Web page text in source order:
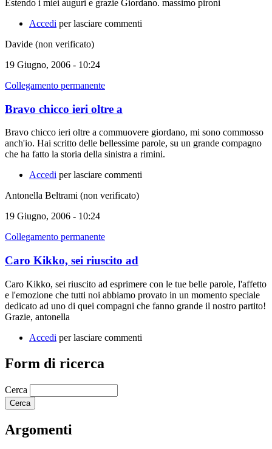
Estendo i miei auguri e grazie Giordano. massimo pironi
Accedi per lasciare commenti
Davide (non verificato)
19 Giugno, 2006 - 10:24
Collegamento permanente
Bravo chicco ieri oltre a
Bravo chicco ieri oltre a commuovere giordano, mi sono commosso
anch'io. Hai scritto delle bellessime parole, su un grande compagno
che ha fatto la storia della sinistra a rimini.
Accedi per lasciare commenti
Antonella Beltrami (non verificato)
19 Giugno, 2006 - 10:24
Collegamento permanente
Caro Kikko, sei riuscito ad
Caro Kikko, sei riuscito ad esprimere con le tue belle parole, l'affetto
e l'emozione che tutti noi abbiamo provato in un momento speciale
dedicato ad uno di quei compagni che fanno grande il nostro partito!
Grazie, antonella
Accedi per lasciare commenti
Form di ricerca
Cerca
Argomenti